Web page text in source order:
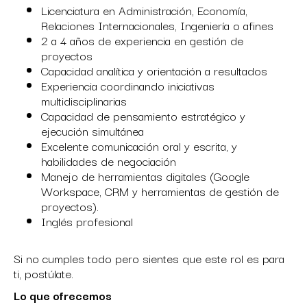
Licenciatura en Administración, Economía,
Relaciones Internacionales, Ingeniería o afines
2 a 4 años de experiencia en gestión de
proyectos
Capacidad analítica y orientación a resultados
Experiencia coordinando iniciativas
multidisciplinarias
Capacidad de pensamiento estratégico y
ejecución simultánea
Excelente comunicación oral y escrita, y
habilidades de negociación
Manejo de herramientas digitales (Google
Workspace, CRM y herramientas de gestión de
proyectos).
Inglés profesional
Si no cumples todo pero sientes que este rol es para
ti, postúlate.
Lo que ofrecemos